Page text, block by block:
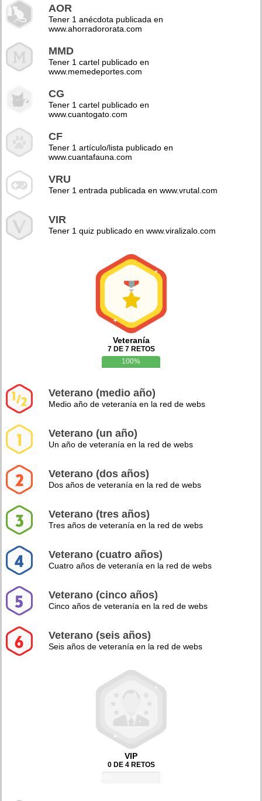
AOR
Tener 1 anécdota publicada en
www.ahorradororata.com
MMD
Tener 1 cartel publicado en
www.memedeportes.com
CG
Tener 1 cartel publicado en
www.cuantogato.com
CF
Tener 1 artículo/lista publicado en
www.cuantafauna.com
VRU
Tener 1 entrada publicada en www.vrutal.com
VIR
Tener 1 quiz publicado en www.viralizalo.com
Veteranía
7 DE 7 RETOS
100%
Veterano (medio año)
Medio año de veteranía en la red de webs
Veterano (un año)
Un año de veteranía en la red de webs
Veterano (dos años)
Dos años de veteranía en la red de webs
Veterano (tres años)
Tres años de veteranía en la red de webs
Veterano (cuatro años)
Cuatro años de veteranía en la red de webs
Veterano (cinco años)
Cinco años de veteranía en la red de webs
Veterano (seis años)
Seis años de veteranía en la red de webs
VIP
0 DE 4 RETOS